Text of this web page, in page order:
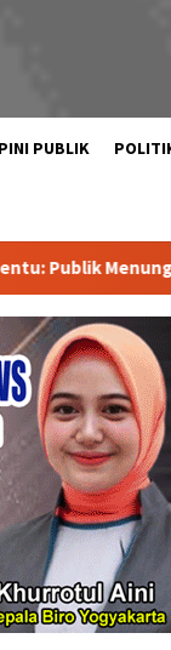
PUBLIK
Pemerintah